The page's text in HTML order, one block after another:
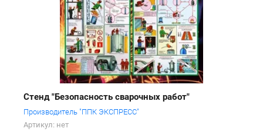
Стенд "Безопасность сварочных работ"
Производитель "ППК ЭКСПРЕСС"
Артикул: нет